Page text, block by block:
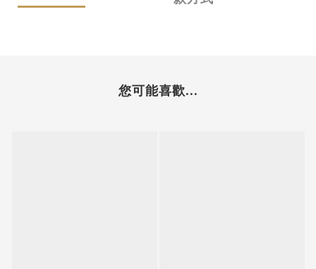
您可能喜歡...